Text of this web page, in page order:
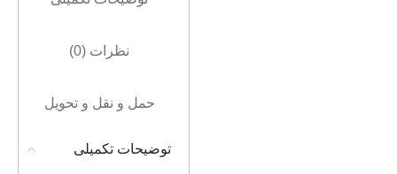
نظرات (0)
حمل و نقل و تحویل
توضیحات تکمیلی